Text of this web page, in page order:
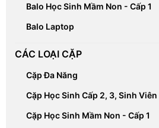
Balo Học Sinh Mầm Non - Cấp 1
Balo Laptop
CÁC LOẠI CẶP
Cặp Đa Năng
Cặp Học Sinh Cấp 2, 3, Sinh Viên
Cặp Học Sinh Mầm Non - Cấp 1